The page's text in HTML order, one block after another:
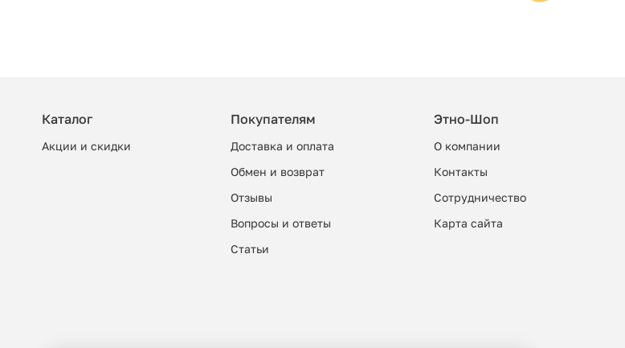
Каталог
Акции и скидки
Покупателям
Доставка и оплата
Обмен и возврат
Отзывы
Вопросы и ответы
Cтатьи
Этно-Шоп
О компании
Контакты
Сотрудничество
Карта сайта